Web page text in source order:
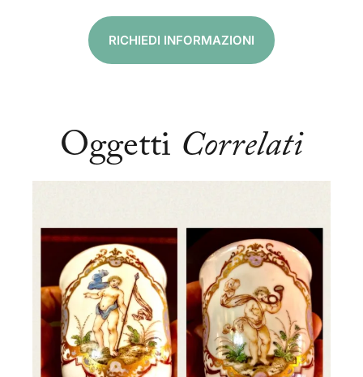
RICHIEDI INFORMAZIONI
Oggetti Correlati